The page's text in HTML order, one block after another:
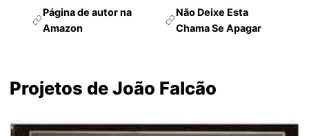
Página de autor na
Amazon
Não Deixe Esta
Chama Se Apagar
Projetos de João Falcão